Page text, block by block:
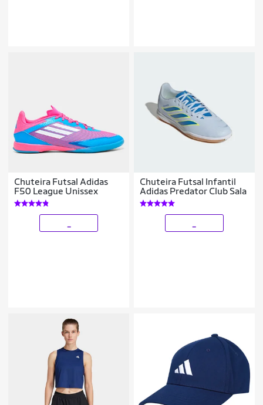
Chuteira Futsal Adidas
F50 League Unissex
Chuteira Futsal Infantil
Adidas Predator Club Sala